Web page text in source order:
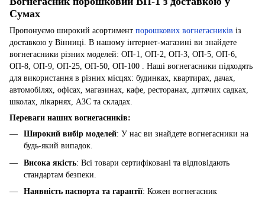
Сумах
Пропонуємо широкий асортимент порошкових вогнегасників із
доставкою у Вінниці. В нашому інтернет-магазині ви знайдете
вогнегасники різних моделей: ОП-1, ОП-2, ОП-3, ОП-5, ОП-6,
ОП-8, ОП-9, ОП-25, ОП-50, ОП-100 . Наші вогнегасники підходять
для використання в різних місцях: будинках, квартирах, дачах,
автомобілях, офісах, магазинах, кафе, ресторанах, дитячих садках,
школах, лікарнях, АЗС та складах.
Переваги наших вогнегасників:
Широкий вибір моделей: У нас ви знайдете вогнегасники на
будь-який випадок.
Висока якість: Всі товари сертифіковані та відповідають
стандартам безпеки.
Наявність паспорта та гарантії: Кожен вогнегасник